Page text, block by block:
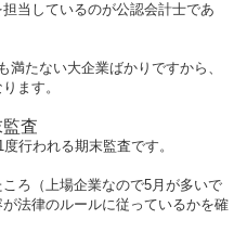
当しているのが公認会計士であ
たない大企業ばかりですから、
ます。
査
行われる期末監査です。
ろ（上場企業なので5月が多いで
法律のルールに従っているかを確